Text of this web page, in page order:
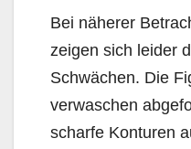
Bei näherer
zeigen sich leider
Schwächen. Die
verwaschen
scharfe Konturen